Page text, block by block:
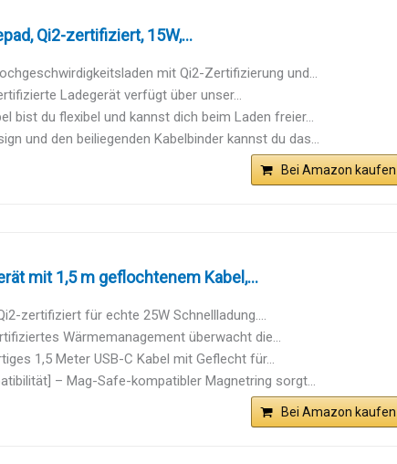
Qi2-zertifiziert, 15W,...
mit Qi2-Zertifizierung und...
Ladegerät verfügt über unser...
bist du flexibel und kannst dich beim Laden freier...
und den beiliegenden Kabelbinder kannst du das...
Bei Amazon kaufen
mit 1,5 m geflochtenem Kabel,...
zertifiziert für echte 25W Schnellladung....
Wärmemanagement überwacht die...
1,5 Meter USB-C Kabel mit Geflecht für...
– Mag-Safe-kompatibler Magnetring sorgt...
Bei Amazon kaufen